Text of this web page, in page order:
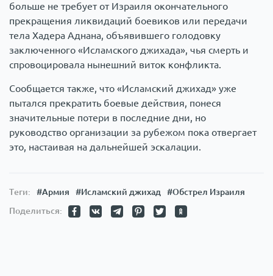
больше не требует от Израиля окончательного
прекращения ликвидаций боевиков или передачи
тела Хадера Аднана, объявившего голодовку
заключенного «Исламского джихада», чья смерть и
спровоцировала нынешний виток конфликта.
Сообщается также, что «Исламский джихад» уже
пытался прекратить боевые действия, понеся
значительные потери в последние дни, но
руководство организации за рубежом пока отвергает
это, настаивая на дальнейшей эскалации.
Теги: #Армия #Исламский джихад
#Обстрел Израиля
Поделиться: